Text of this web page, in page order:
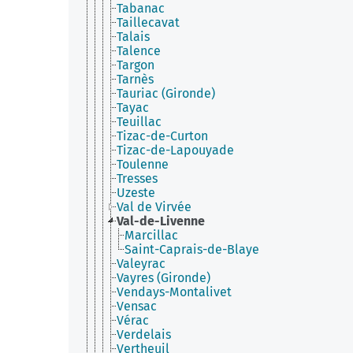
Tabanac
Taillecavat
Talais
Talence
Targon
Tarnès
Tauriac (Gironde)
Tayac
Teuillac
Tizac-de-Curton
Tizac-de-Lapouyade
Toulenne
Tresses
Uzeste
Val de Virvée
Val-de-Livenne
Marcillac
Saint-Caprais-de-Blaye
Valeyrac
Vayres (Gironde)
Vendays-Montalivet
Vensac
Vérac
Verdelais
Vertheuil